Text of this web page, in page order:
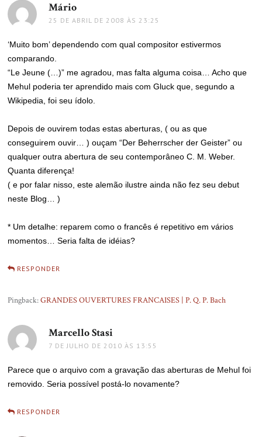
Mário
25 DE ABRIL DE 2008 ÀS 23:25
‘Muito bom’ dependendo com qual compositor estivermos
comparando.
“Le Jeune (…)” me agradou, mas falta alguma coisa… Acho que
Mehul poderia ter aprendido mais com Gluck que, segundo a
Wikipedia, foi seu ídolo.
Depois de ouvirem todas estas aberturas, ( ou as que
conseguirem ouvir… ) ouçam “Der Beherrscher der Geister” ou
qualquer outra abertura de seu contemporâneo C. M. Weber.
Quanta diferença!
( e por falar nisso, este alemão ilustre ainda não fez seu debut
neste Blog… )
* Um detalhe: reparem como o francês é repetitivo em vários
momentos… Seria falta de idéias?
RESPONDER
Pingback:GRANDES OUVERTURES FRANCAISES | P. Q. P. Bach
Marcello Stasi
7 DE JULHO DE 2010 ÀS 13:55
Parece que o arquivo com a gravação das aberturas de Mehul foi
removido. Seria possível postá-lo novamente?
RESPONDER